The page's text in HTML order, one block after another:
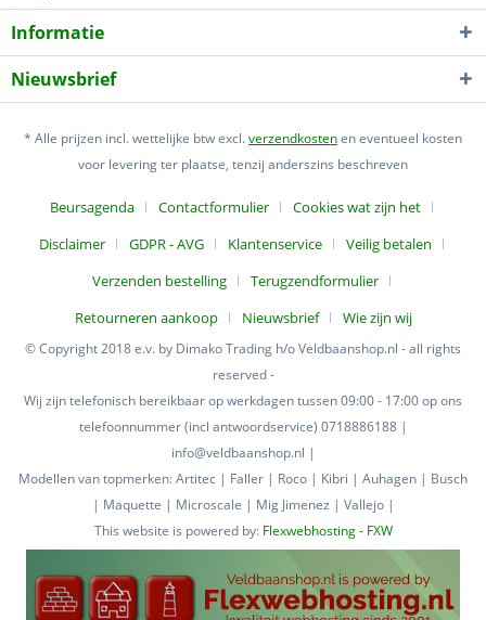
Informatie
Nieuwsbrief
* Alle prijzen incl. wettelijke btw excl.verzendkostenen eventueel kosten
voor levering ter plaatse, tenzij anderszins beschreven
Beursagenda Contactformulier
Cookies wat zijn het
Disclaimer
GDPR - AVG Klantenservice
Veilig betalen
Verzenden bestelling
Terugzendformulier
Retourneren aankoop
Nieuwsbrief Wie zijn wij
© Copyright 2018 e.v. by Dimako Trading h/o Veldbaanshop.nl - all rights
reserved -
Wij zijn telefonisch bereikbaar op werkdagen tussen 09:00 - 17:00 op ons
telefoonnummer (incl antwoordservice) 0718886188 |
info@veldbaanshop.nl |
Modellen van topmerken: Artitec | Faller | Roco | Kibri | Auhagen | Busch
| Maquette | Microscale | Mig Jimenez | Vallejo |
This website is powered by: Flexwebhosting - FXW